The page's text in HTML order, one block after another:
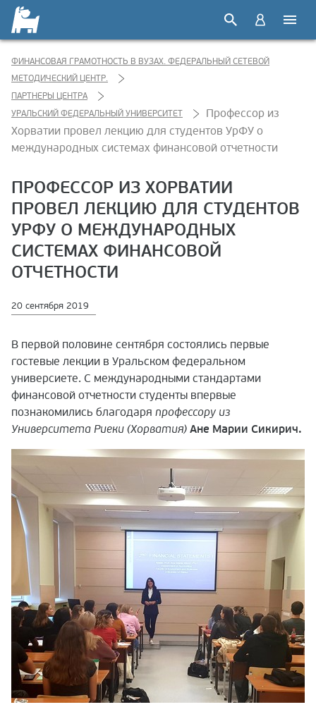
ФИНАНСОВАЯ ГРАМОТНОСТЬ В ВУЗАХ. ФЕДЕРАЛЬНЫЙ СЕТЕВОЙ
МЕТОДИЧЕСКИЙ ЦЕНТР.
ПАРТНЕРЫ ЦЕНТРА
УРАЛЬСКИЙ ФЕДЕРАЛЬНЫЙ УНИВЕРСИТЕТ
Профессор из
Хорватии провел лекцию для студентов УрФУ о
международных системах финансовой отчетности
ПРОФЕССОР ИЗ ХОРВАТИИ
ПРОВЕЛ ЛЕКЦИЮ ДЛЯ СТУДЕНТОВ
УРФУ О МЕЖДУНАРОДНЫХ
СИСТЕМАХ ФИНАНСОВОЙ
ОТЧЕТНОСТИ
20 сентября 2019
В первой половине сентября состоялись первые
гостевые лекции в Уральском федеральном
универсиете. С международными стандартами
финансовой отчетности студенты впервые
познакомились благодаря профессору из
Университета Риеки (Хорватия) Ане Марии Сикирич.